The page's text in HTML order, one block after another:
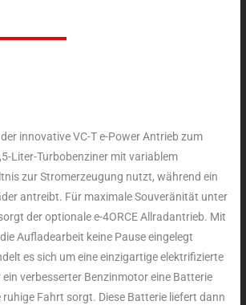
innovative VC-T e-Power Antrieb zum
Liter-Turbobenziner mit variablem
zur Stromerzeugung nutzt, während ein
antreibt. Für maximale Souveränität unter
der optionale e-4ORCE Allradantrieb. Mit
Aufladearbeit keine Pause eingelegt
es sich um eine einzigartige elektrifizierte
ein verbesserter Benzinmotor eine Batterie
Fahrt sorgt. Diese Batterie liefert dann